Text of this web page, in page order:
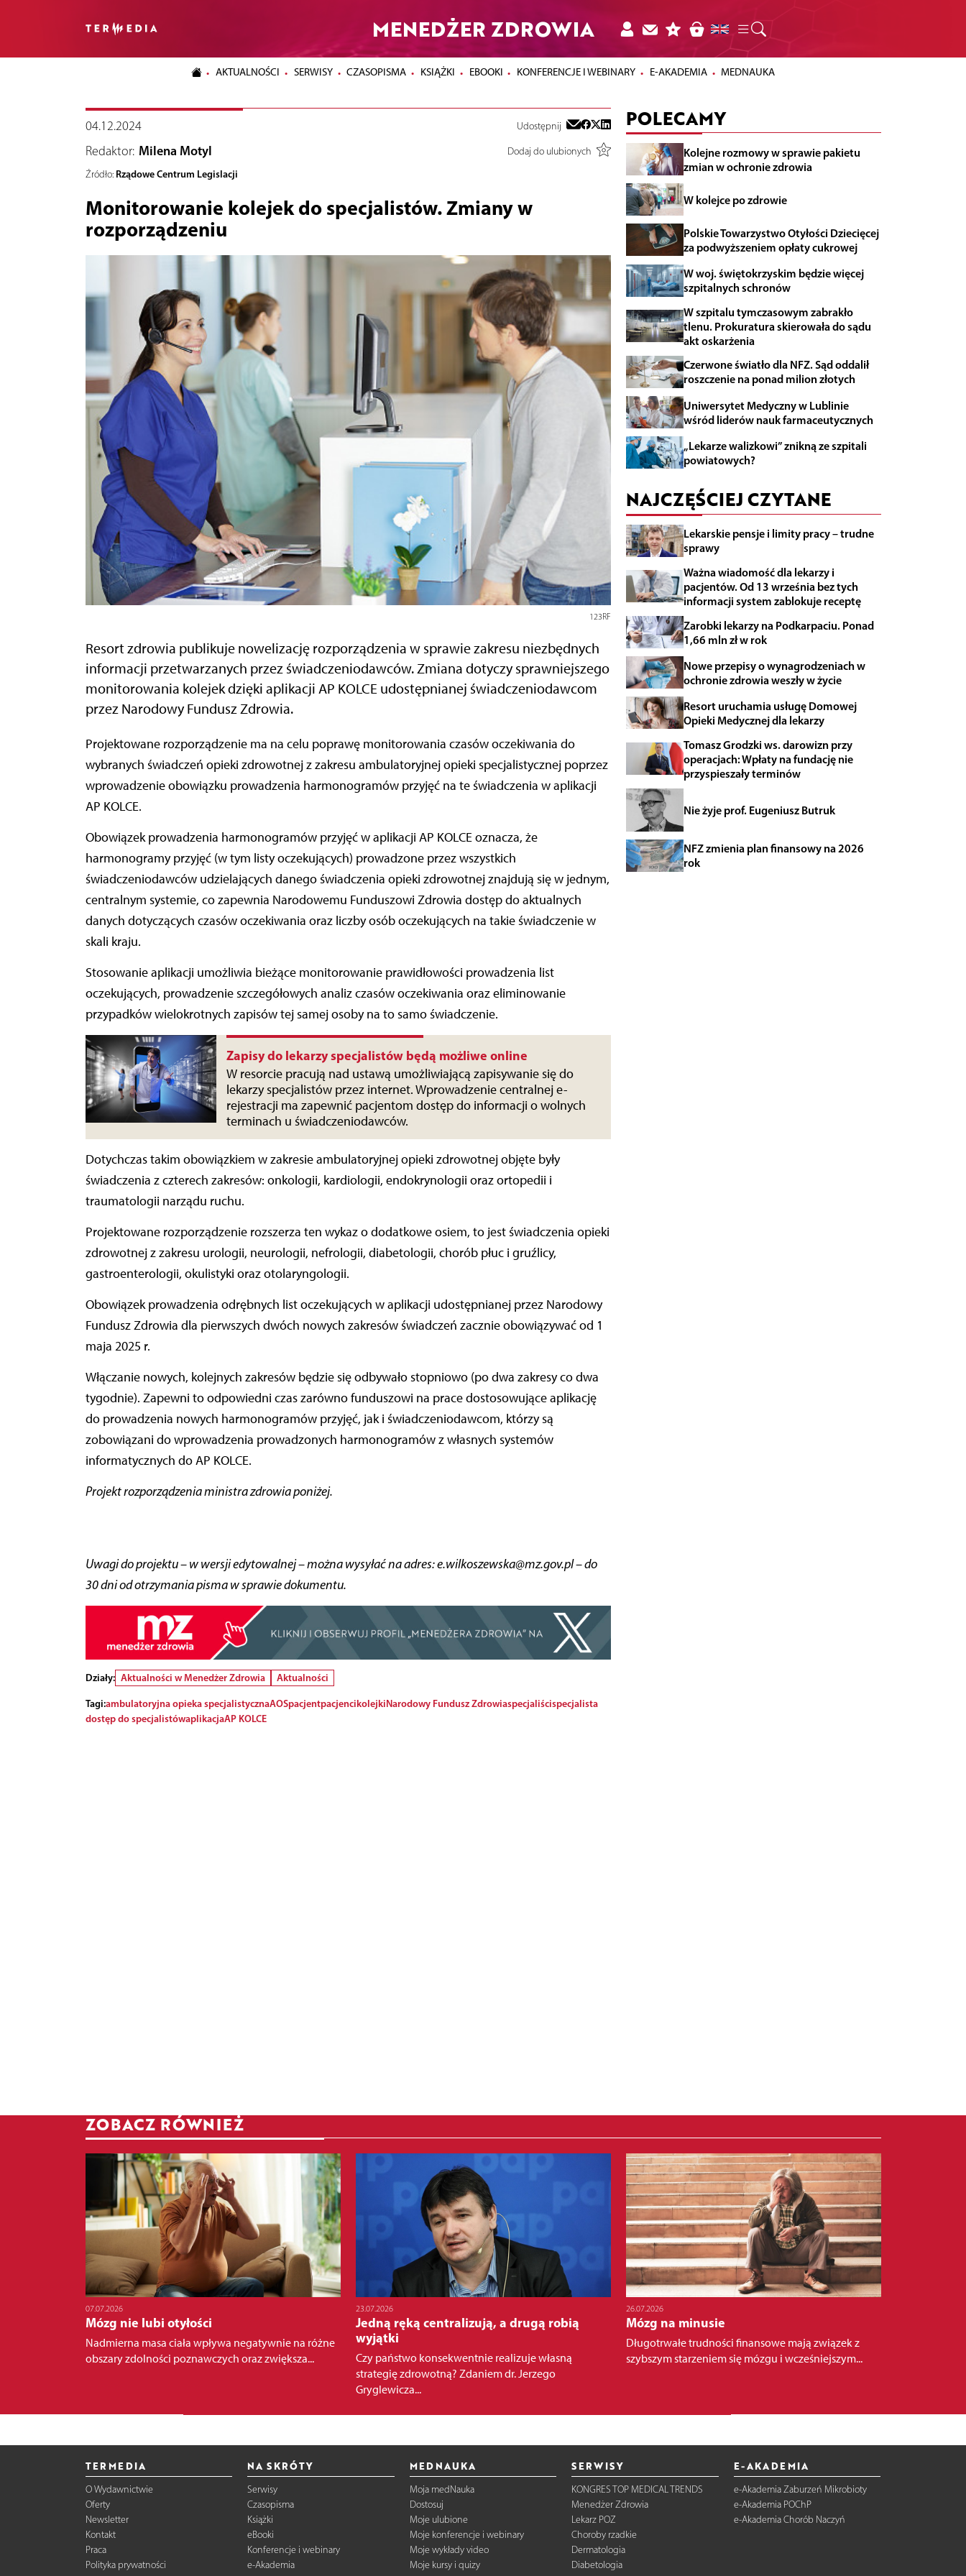
MENEDŻER ZDROWIA
AKTUALNOŚCI SERWISY CZASOPISMA KSIĄŻKI EBOOKI KONFERENCJE I WEBINARY E-AKADEMIA MEDNAUKA
04.12.2024 Udostępnij
Redaktor: Milena Motyl
Dodaj do ulubionych
Źródło: Rządowe Centrum Legislacji
Monitorowanie kolejek do specjalistów. Zmiany w
rozporządzeniu
123RF
Resort zdrowia publikuje nowelizację rozporządzenia w sprawie zakresu niezbędnych
informacji przetwarzanych przez świadczeniodawców. Zmiana dotyczy sprawniejszego
monitorowania kolejek dzięki aplikacji AP KOLCE udostępnianej świadczeniodawcom
przez Narodowy Fundusz Zdrowia.
Projektowane rozporządzenie ma na celu poprawę monitorowania czasów oczekiwania do
wybranych świadczeń opieki zdrowotnej z zakresu ambulatoryjnej opieki specjalistycznej poprzez
wprowadzenie obowiązku prowadzenia harmonogramów przyjęć na te świadczenia w aplikacji
AP KOLCE.
Obowiązek prowadzenia harmonogramów przyjęć w aplikacji AP KOLCE oznacza, że
harmonogramy przyjęć (w tym listy oczekujących) prowadzone przez wszystkich
świadczeniodawców udzielających danego świadczenia opieki zdrowotnej znajdują się w jednym,
centralnym systemie, co zapewnia Narodowemu Funduszowi Zdrowia dostęp do aktualnych
danych dotyczących czasów oczekiwania oraz liczby osób oczekujących na takie świadczenie w
skali kraju.
Stosowanie aplikacji umożliwia bieżące monitorowanie prawidłowości prowadzenia list
oczekujących, prowadzenie szczegółowych analiz czasów oczekiwania oraz eliminowanie
przypadków wielokrotnych zapisów tej samej osoby na to samo świadczenie.
Zapisy do lekarzy specjalistów będą możliwe online
W resorcie pracują nad ustawą umożliwiającą zapisywanie się do
lekarzy specjalistów przez internet. Wprowadzenie centralnej e-
rejestracji ma zapewnić pacjentom dostęp do informacji o wolnych
terminach u świadczeniodawców.
Dotychczas takim obowiązkiem w zakresie ambulatoryjnej opieki zdrowotnej objęte były
świadczenia z czterech zakresów: onkologii, kardiologii, endokrynologii oraz ortopedii i
traumatologii narządu ruchu.
Projektowane rozporządzenie rozszerza ten wykaz o dodatkowe osiem, to jest świadczenia opieki
zdrowotnej z zakresu urologii, neurologii, nefrologii, diabetologii, chorób płuc i gruźlicy,
gastroenterologii, okulistyki oraz otolaryngologii.
Obowiązek prowadzenia odrębnych list oczekujących w aplikacji udostępnianej przez Narodowy
Fundusz Zdrowia dla pierwszych dwóch nowych zakresów świadczeń zacznie obowiązywać od 1
maja 2025 r.
Włączanie nowych, kolejnych zakresów będzie się odbywało stopniowo (po dwa zakresy co dwa
tygodnie). Zapewni to odpowiedni czas zarówno funduszowi na prace dostosowujące aplikację
do prowadzenia nowych harmonogramów przyjęć, jak i świadczeniodawcom, którzy są
zobowiązani do wprowadzenia prowadzonych harmonogramów z własnych systemów
informatycznych do AP KOLCE.
Projekt rozporządzenia ministra zdrowia poniżej.
Uwagi do projektu – w wersji edytowalnej – można wysyłać na adres: e.wilkoszewska@mz.gov.pl – do
30 dni od otrzymania pisma w sprawie dokumentu.
Działy: Aktualności w Menedżer Zdrowia
Aktualności
Tagi:ambulatoryjna opieka specjalistycznaAOSpacjentpacjencikolejkiNarodowy Fundusz Zdrowiaspecjaliścispecjalista
dostęp do specjalistówaplikacjaAP KOLCE
POLECAMY
Kolejne rozmowy w sprawie pakietu
zmian w ochronie zdrowia
W kolejce po zdrowie
Polskie Towarzystwo Otyłości Dziecięcej
za podwyższeniem opłaty cukrowej
W woj. świętokrzyskim będzie więcej
szpitalnych schronów
W szpitalu tymczasowym zabrakło
tlenu. Prokuratura skierowała do sądu
akt oskarżenia
Czerwone światło dla NFZ. Sąd oddalił
roszczenie na ponad milion złotych
Uniwersytet Medyczny w Lublinie
wśród liderów nauk farmaceutycznych
„Lekarze walizkowi” znikną ze szpitali
powiatowych?
NAJCZĘŚCIEJ CZYTANE
Lekarskie pensje i limity pracy – trudne
sprawy
Ważna wiadomość dla lekarzy i
pacjentów. Od 13 września bez tych
informacji system zablokuje receptę
Zarobki lekarzy na Podkarpaciu. Ponad
1,66 mln zł w rok
Nowe przepisy o wynagrodzeniach w
ochronie zdrowia weszły w życie
Resort uruchamia usługę Domowej
Opieki Medycznej dla lekarzy
Tomasz Grodzki ws. darowizn przy
operacjach: Wpłaty na fundację nie
przyspieszały terminów
Nie żyje prof. Eugeniusz Butruk
NFZ zmienia plan finansowy na 2026
rok
ZOBACZ RÓWNIEŻ
07.07.2026
Mózg nie lubi otyłości
Nadmierna masa ciała wpływa negatywnie na różne
obszary zdolności poznawczych oraz zwiększa...
23.07.2026
Jedną ręką centralizują, a drugą robią
wyjątki
Czy państwo konsekwentnie realizuje własną
strategię zdrowotną? Zdaniem dr. Jerzego
Gryglewicza...
26.07.2026
Mózg na minusie
Długotrwałe trudności finansowe mają związek z
szybszym starzeniem się mózgu i wcześniejszym...
TERMEDIA
O Wydawnictwie
Oferty
Newsletter
Kontakt
Praca
Polityka prywatności
NA SKRÓTY
Serwisy
Czasopisma
Książki
eBooki
Konferencje i webinary
e-Akademia
MEDNAUKA
Moja medNauka
Dostosuj
Moje ulubione
Moje konferencje i webinary
Moje wykłady video
Moje kursy i quizy
SERWISY
KONGRES TOP MEDICAL TRENDS
Menedżer Zdrowia
Lekarz POZ
Choroby rzadkie
Dermatologia
Diabetologia
E-AKADEMIA
e-Akademia Zaburzeń Mikrobioty
e-Akademia POChP
e-Akademia Chorób Naczyń